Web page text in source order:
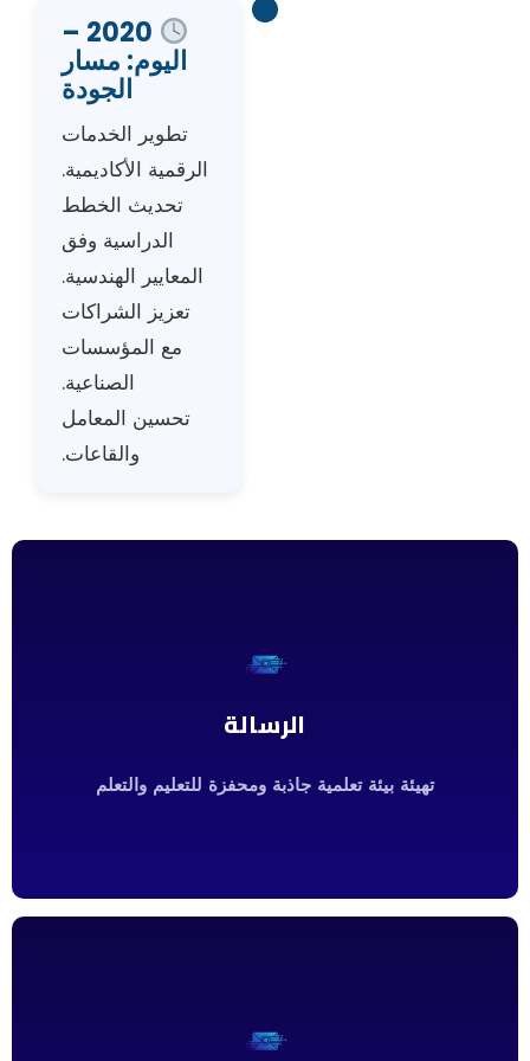
2020 –
اليوم: مسار
الجودة
تطوير الخدمات
الرقمية الأكاديمية.
تحديث الخطط
الدراسية وفق
المعايير الهندسية.
تعزيز الشراكات
مع المؤسسات
الصناعية.
تحسين المعامل
والقاعات.
الرسالة
تهيئة بيئة تعلمية جاذبة ومحفزة للتعليم والتعلم
الرسالة
الريادة والتميز في برامج الدراسات العليا والبحوث العلمية وخدمة
المجتمع.
الرسالة